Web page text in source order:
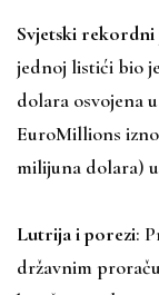
Svjetski
jednoj listići bio
dolara osvojena
EuroMillions
milijuna dolara)
Lutrija i porezi:
državnim